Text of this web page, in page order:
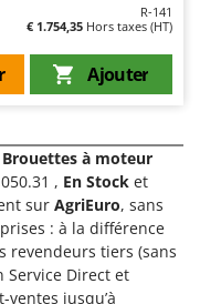
R-141
€ 1.754,35 Hors taxes (HT)
Ajouter
Brouettes à moteur
, En Stock et
sur AgriEuro, sans
: à la différence
revendeurs tiers (sans
Service Direct et
jusqu’à